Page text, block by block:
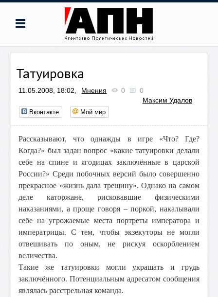
Татуировка
11.05.2008, 18:02, Мнения 0
0
Максим Удалов
Вконтакте Мой мир
Рассказывают, что однажды в игре «Что? Где?
Когда?» был задан вопрос «какие татуировки делали
себе на спине и ягодицах заключённые в царской
России?» Среди побочных версий было совершенно
прекрасное «жизнь дала трещину». Однако на самом
деле каторжане, рисковавшие физическими
наказаниями, а проще говоря – поркой, накалывали
себе на угрожаемые места портреты императора и
императрицы. С тем, чтобы экзекуторы не могли
отвешивать по оным, не рискуя оскорблением
величества.
Такие же татуировки могли украшать и грудь
заключённого. Потенциальным адресатом сообщения
являлась расстрельная команда.